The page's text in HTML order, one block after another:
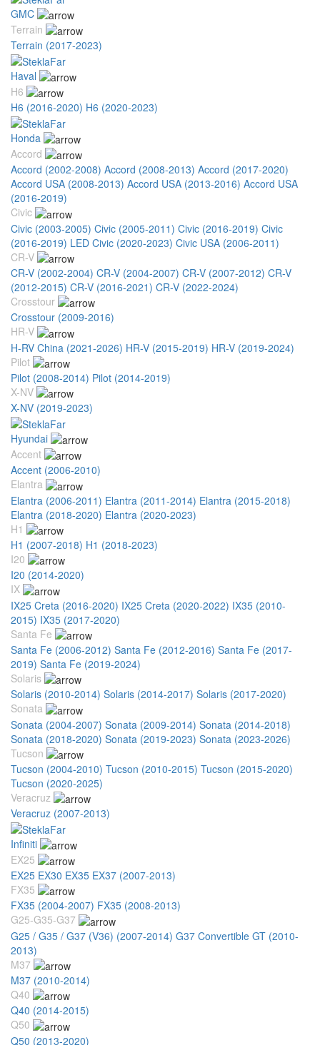
GMC
Terrain
Terrain (2017-2023)
Haval
H6
H6 (2016-2020) H6 (2020-2023)
Honda
Accord
Accord (2002-2008) Accord (2008-2013) Accord (2017-2020)
Accord USA (2008-2013) Accord USA (2013-2016) Accord USA
(2016-2019)
Civic
Civic (2003-2005) Civic (2005-2011) Civic (2016-2019) Civic
(2016-2019) LED Civic (2020-2023) Civic USA (2006-2011)
CR-V
CR-V (2002-2004) CR-V (2004-2007) CR-V (2007-2012) CR-V
(2012-2015) CR-V (2016-2021) CR-V (2022-2024)
Crosstour
Crosstour (2009-2016)
HR-V
H-RV China (2021-2026) HR-V (2015-2019) HR-V (2019-2024)
Pilot
Pilot (2008-2014) Pilot (2014-2019)
X-NV
X-NV (2019-2023)
Hyundai
Accent
Accent (2006-2010)
Elantra
Elantra (2006-2011) Elantra (2011-2014) Elantra (2015-2018)
Elantra (2018-2020) Elantra (2020-2023)
H1
H1 (2007-2018) H1 (2018-2023)
I20
I20 (2014-2020)
IX
IX25 Creta (2016-2020) IX25 Creta (2020-2022) IX35 (2010-
2015) IX35 (2017-2020)
Santa Fe
Santa Fe (2006-2012) Santa Fe (2012-2016) Santa Fe (2017-
2019) Santa Fe (2019-2024)
Solaris
Solaris (2010-2014) Solaris (2014-2017) Solaris (2017-2020)
Sonata
Sonata (2004-2007) Sonata (2009-2014) Sonata (2014-2018)
Sonata (2018-2020) Sonata (2019-2023) Sonata (2023-2026)
Tucson
Tucson (2004-2010) Tucson (2010-2015) Tucson (2015-2020)
Tucson (2020-2025)
Veracruz
Veracruz (2007-2013)
Infiniti
EX25
EX25 EX30 EX35 EX37 (2007-2013)
FX35
FX35 (2004-2007) FX35 (2008-2013)
G25-G35-G37
G25 / G35 / G37 (V36) (2007-2014) G37 Convertible GT (2010-
2013)
M37
M37 (2010-2014)
Q40
Q40 (2014-2015)
Q50
Q50 (2013-2020)